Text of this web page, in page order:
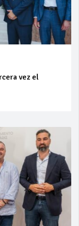
vez el